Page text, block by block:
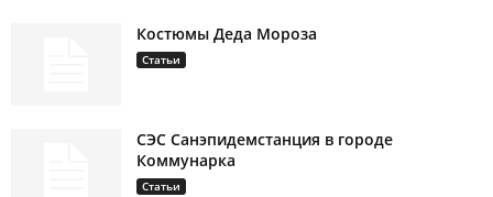
Костюмы Деда Мороза
Статьи
СЭС Санэпидемстанция в городе
Коммунарка
Статьи